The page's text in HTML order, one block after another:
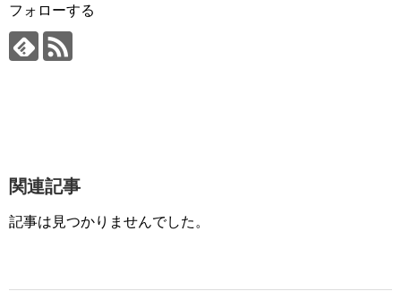
フォローする
関連記事
記事は見つかりませんでした。